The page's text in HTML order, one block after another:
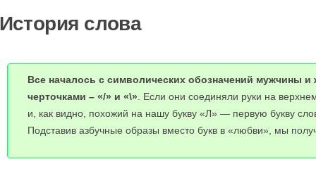
слова
Все началось с символических обозначений мужчины
черточками – «/» и «\» . Если они соединяли руки на
и, как видно, похожий на нашу букву «Л» — первую букву
Подставив азбучные образы вместо букв в «любви», мы